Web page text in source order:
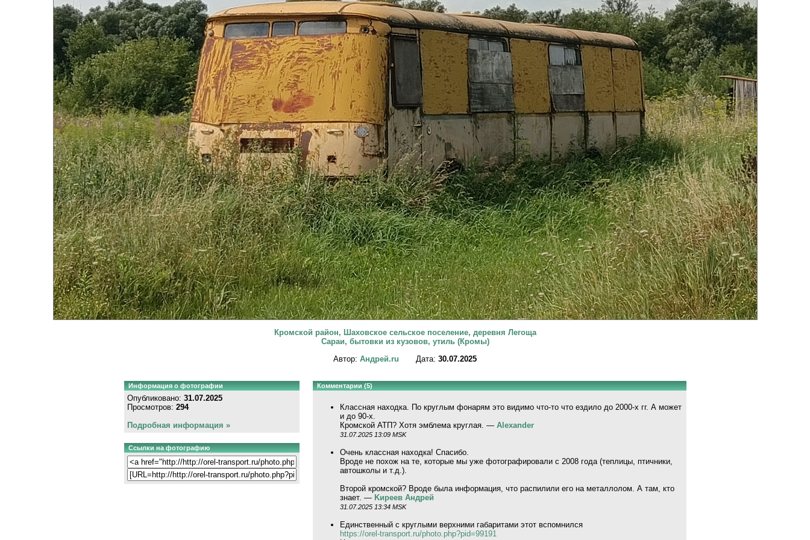
Кромской район, Шаховское сельское поселение, деревня Легоща
Сараи, бытовки из кузовов, утиль (Кромы)
Автор: Андрей.ru Дата: 30.07.2025
Информация о фотографии
Опубликовано: 31.07.2025
Просмотров: 294
Подробная информация »
Ссылки на фотографию
Комментарии (5)
Классная находка. По круглым фонарям это видимо что-то что ездило до 2000-х гг. А может
и до 90-х.
Кромской АТП? Хотя эмблема круглая. — Alexander
31.07.2025 13:09 MSK
Очень классная находка! Спасибо.
Вроде не похож на те, которые мы уже фотографировали с 2008 года (теплицы, птичники,
автошколы и т.д.).
Второй кромской? Вроде была информация, что распилили его на металлолом. А там, кто
знает. — Kиpeeв Aндpeй
31.07.2025 13:34 MSK
Единственный с круглыми верхними габаритами этот вспомнился
https://orel-transport.ru/photo.php?pid=99191